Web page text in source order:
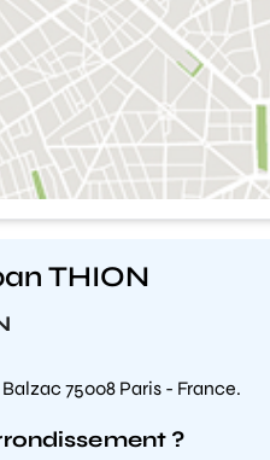
THION
75008 Paris - France.
?